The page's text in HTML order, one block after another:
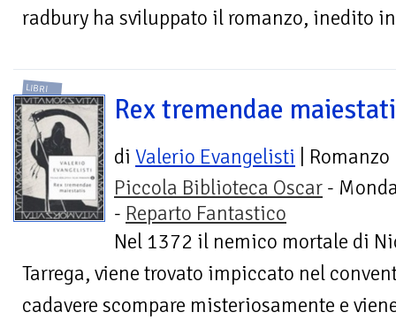
radbury ha sviluppato il romanzo, inedito
LIBRI
Rex tremendae
di Valerio Evangelisti | Romanzo
Piccola Biblioteca Oscar -
- Reparto Fantastico
Nel 1372 il nemico mortale di
Tarrega, viene trovato impiccato nel
cadavere scompare misteriosamente e